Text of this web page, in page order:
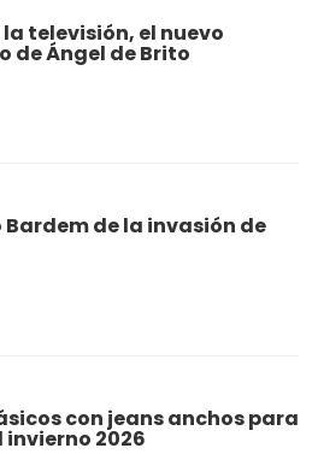
la televisión, el nuevo
de Ángel de Brito
Bardem de la invasión de
con jeans anchos para
invierno 2026